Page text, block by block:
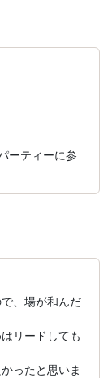
ーティーに参
、場が和んだ
リードしても
ったと思いま